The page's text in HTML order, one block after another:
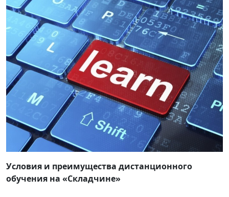
Условия и преимущества дистанционного
обучения на «Складчине»